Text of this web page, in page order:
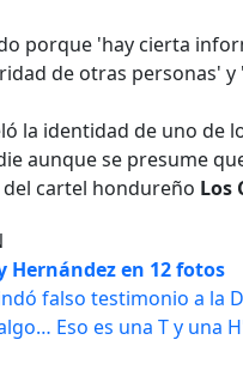
porque 'hay cierta
de otras personas' y
la identidad de uno de
aunque se presume
cartel hondureño Los
Hernández en 12 fotos
falso testimonio a la
Eso es una T y una